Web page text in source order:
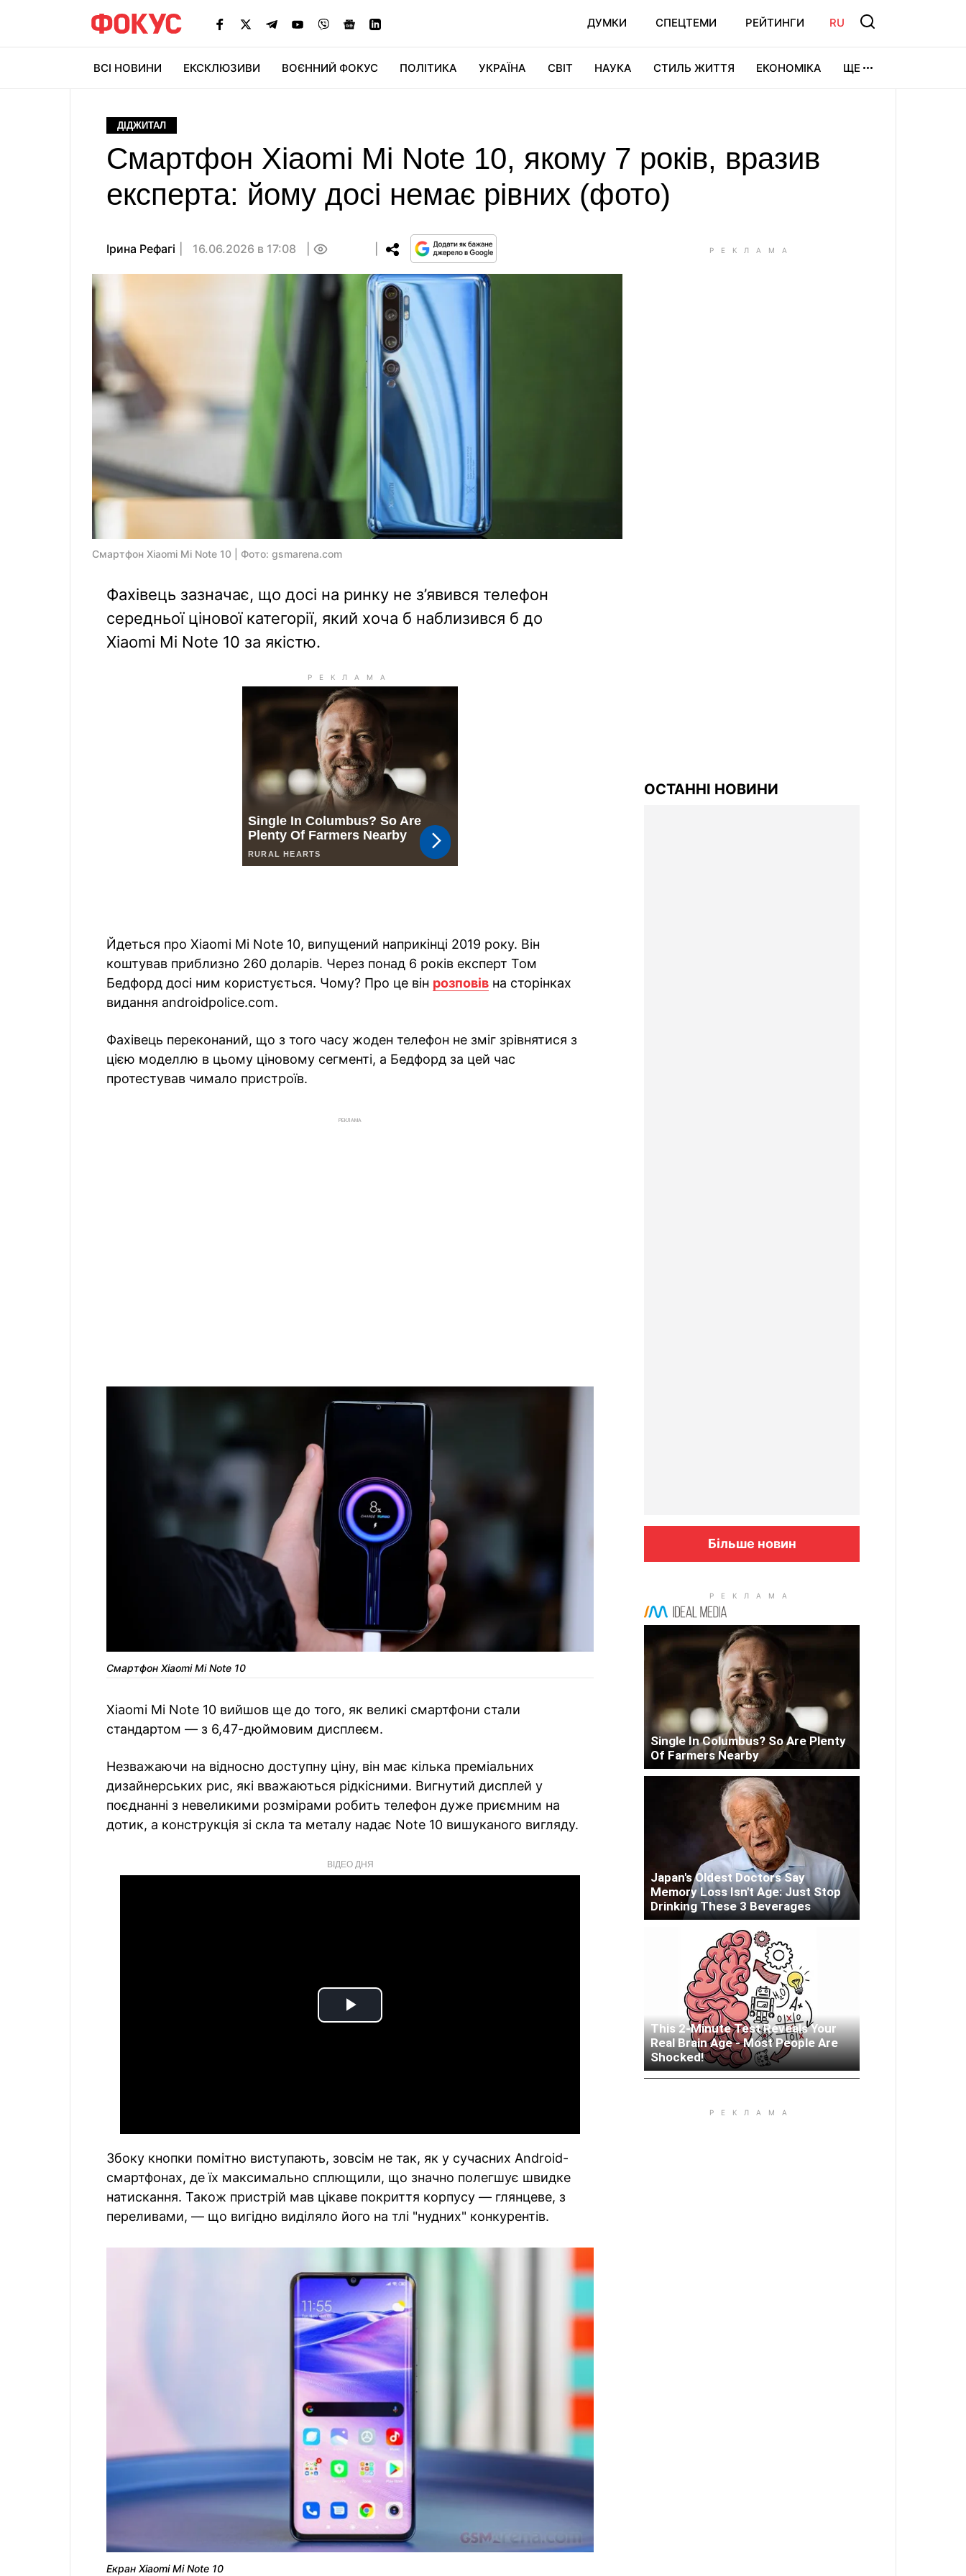
ДУМКИ СПЕЦТЕМИ РЕЙТИНГИ RU
ВСІ НОВИНИ ЕКСКЛЮЗИВИ ВОЄННИЙ ФОКУС ПОЛІТИКА УКРАЇНА СВІТ НАУКА СТИЛЬ ЖИТТЯ ЕКОНОМІКА ЩЕ
ДІДЖИТАЛ
Смартфон Xiaomi Mi Note 10, якому 7 років, вразив
експерта: йому досі немає рівних (фото)
Ірина Рефагі 16.06.2026 в 17:08
Смартфон Xiaomi Mi Note 10 | Фото: gsmarena.com
Фахівець зазначає, що досі на ринку не з’явився телефон
середньої цінової категорії, який хоча б наблизився б до
Xiaomi Mi Note 10 за якістю.
Йдеться про Xiaomi Mi Note 10, випущений наприкінці 2019 року. Він
коштував приблизно 260 доларів. Через понад 6 років експерт Том
Бедфорд досі ним користується. Чому? Про це він розповів на сторінках
видання androidpolice.com.
Фахівець переконаний, що з того часу жоден телефон не зміг зрівнятися з
цією моделлю в цьому ціновому сегменті, а Бедфорд за цей час
протестував чимало пристроїв.
РЕКЛАМА
Смартфон Xiaomi Mi Note 10
Xiaomi Mi Note 10 вийшов ще до того, як великі смартфони стали
стандартом — з 6,47-дюймовим дисплеєм.
Незважаючи на відносно доступну ціну, він має кілька преміальних
дизайнерських рис, які вважаються рідкісними. Вигнутий дисплей у
поєднанні з невеликими розмірами робить телефон дуже приємним на
дотик, а конструкція зі скла та металу надає Note 10 вишуканого вигляду.
ВІДЕО ДНЯ
Play
Збоку кнопки помітно виступають, зовсім не так, як у сучасних Android-
смартфонах, де їх максимально сплющили, що значно полегшує швидке
натискання. Також пристрій мав цікаве покриття корпусу — глянцеве, з
переливами, — що вигідно виділяло його на тлі "нудних" конкурентів.
Екран Xiaomi Mi Note 10
ОСТАННІ НОВИНИ
Більше новин
Single In Columbus? So Are Plenty
Of Farmers Nearby
Japan's Oldest Doctors Say
Memory Loss Isn't Age: Just Stop
Drinking These 3 Beverages
This 2-Minute Test Reveals Your
Real Brain Age - Most People Are
Shocked!
Woman Lives In Garage - Don't
Judge Until You Peek Inside